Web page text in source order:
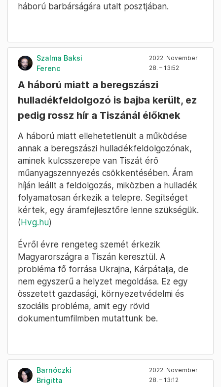
háború barbárságára utalt posztjában.
Szalma Baksi
Ferenc
2022. November
28. – 13:52
A háború miatt a beregszászi
hulladékfeldolgozó is bajba került, ez
pedig rossz hír a Tiszánál élőknek
A háború miatt ellehetetlenült a működése
annak a beregszászi hulladékfeldolgozónak,
aminek kulcsszerepe van Tiszát érő
műanyagszennyezés csökkentésében. Áram
híján leállt a feldolgozás, miközben a hulladék
folyamatosan érkezik a telepre. Segítséget
kértek, egy áramfejlesztőre lenne szükségük.
(Hvg.hu)
Évről évre rengeteg szemét érkezik
Magyarországra a Tiszán keresztül. A
probléma fő forrása Ukrajna, Kárpátalja, de
nem egyszerű a helyzet megoldása. Ez egy
összetett gazdasági, környezetvédelmi és
szociális probléma, amit egy rövid
dokumentumfilmben mutattunk be.
Barnóczki
Brigitta
2022. November
28. – 13:12